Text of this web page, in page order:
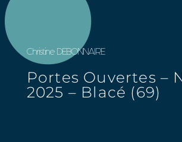
Christine DEBONNAIRE
Portes Ouvertes –
2025 – Blacé (69)